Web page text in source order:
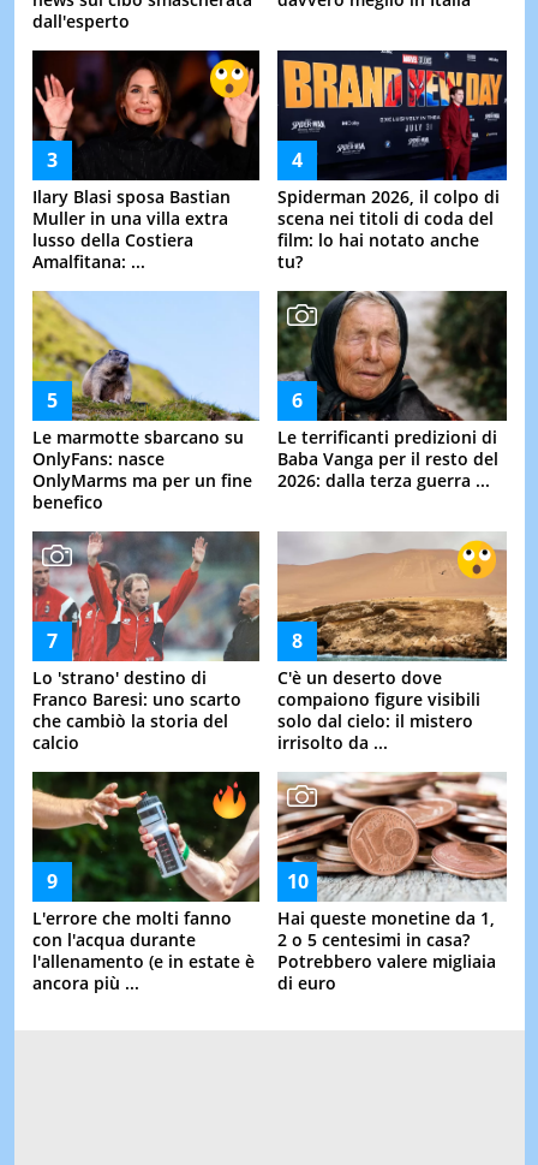
dall'esperto
Ilary Blasi sposa Bastian
Muller in una villa extra
lusso della Costiera
Amalfitana: ...
Spiderman 2026, il colpo di
scena nei titoli di coda del
film: lo hai notato anche
tu?
Le marmotte sbarcano su
OnlyFans: nasce
OnlyMarms ma per un fine
benefico
Le terrificanti predizioni di
Baba Vanga per il resto del
2026: dalla terza guerra ...
Lo 'strano' destino di
Franco Baresi: uno scarto
che cambiò la storia del
calcio
C'è un deserto dove
compaiono figure visibili
solo dal cielo: il mistero
irrisolto da ...
L'errore che molti fanno
con l'acqua durante
l'allenamento (e in estate è
ancora più ...
Hai queste monetine da 1,
2 o 5 centesimi in casa?
Potrebbero valere migliaia
di euro